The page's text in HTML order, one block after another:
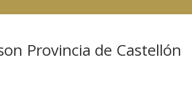
Provincia de Castellón